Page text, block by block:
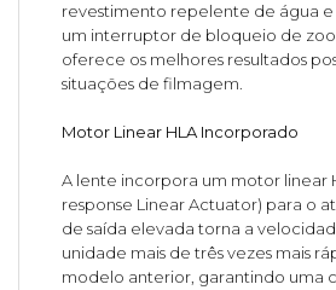
revestimento repelente de água
um interruptor de bloqueio de
oferece os melhores resultados
situações de filmagem.
Motor Linear HLA Incorporado
A lente incorpora um motor linear
response Linear Actuator) para o
de saída elevada torna a
unidade mais de três vezes mais
modelo anterior, garantindo uma